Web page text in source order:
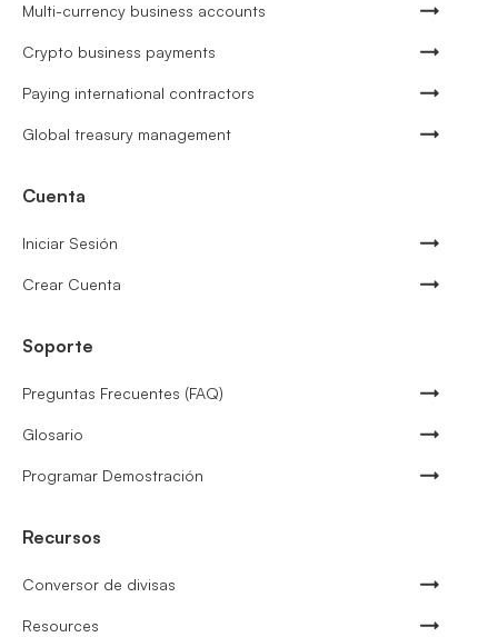
Multi-currency business accounts
Crypto business payments
Paying international contractors
Global treasury management
Cuenta
Iniciar Sesión
Crear Cuenta
Soporte
Preguntas Frecuentes (FAQ)
Glosario
Programar Demostración
Recursos
Conversor de divisas
Resources